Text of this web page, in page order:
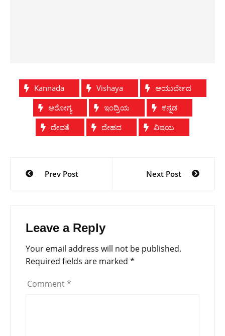
Kannada Vishaya
ಆಯುರ್ವೇದ
ಆರೋಗ್ಯ
ಇಂದ್ರಿಯ
ಕನ್ನಡ
ದೇವತೆ
ದೇಹದ ವಿಷಯ
navigation
Prev Post Next Post
Leave a Reply
Your email address will not be published.
Required fields are marked *
Comment *